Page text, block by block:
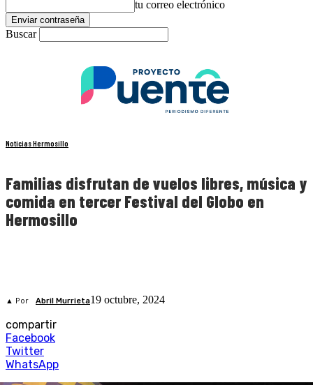
tu correo electrónico
Buscar
Noticias Hermosillo
Familias disfrutan de vuelos libres, música y
comida en tercer Festival del Globo en
Hermosillo
▲ Por Abril Murrieta19 octubre, 2024
compartir
Facebook
Twitter
WhatsApp